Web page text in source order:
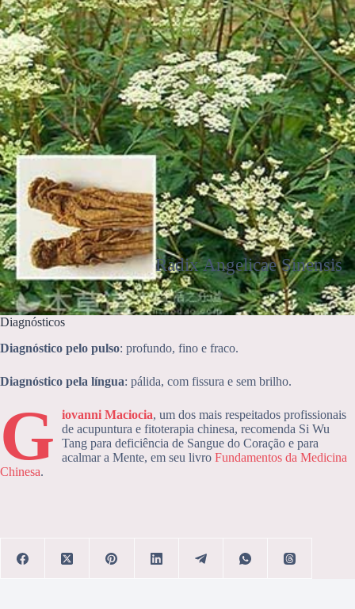
Radix Angelicae Sinensis
Diagnósticos
Diagnóstico pelo pulso: profundo, fino e fraco.
Diagnóstico pela língua: pálida, com fissura e sem brilho.
G iovanni Maciocia, um dos mais respeitados profissionais
de acupuntura e fitoterapia chinesa, recomenda Si Wu
Tang para deficiência de Sangue do Coração e para
acalmar a Mente, em seu livro Fundamentos da Medicina
Chinesa.